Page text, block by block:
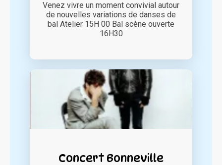
Venez vivre un moment convivial autour
de nouvelles variations de danses de
bal Atelier 15H 00 Bal scène ouverte
16H30
Concert Bonneville